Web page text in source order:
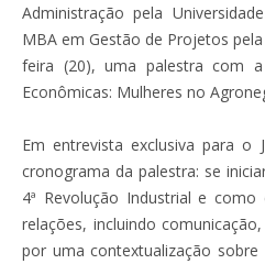
Administração pela
MBA em Gestão de Projetos
feira (20), uma palestra com
Econômicas: Mulheres no
Em entrevista exclusiva para o
cronograma da palestra: se
4ª Revolução Industrial e
relações, incluindo
por uma contextualização